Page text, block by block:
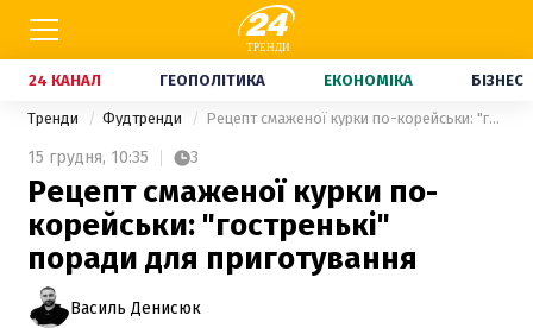
24 КАНАЛ ГЕОПОЛІТИКА ЕКОНОМІКА БІЗНЕС
Тренди Фудтренди Рецепт смаженої курки по-корейськи: "гостренькі" поради для приготування
15 грудня, 10:35 3
Рецепт смаженої курки по-
корейськи: "гостренькі"
поради для приготування
Василь Денисюк